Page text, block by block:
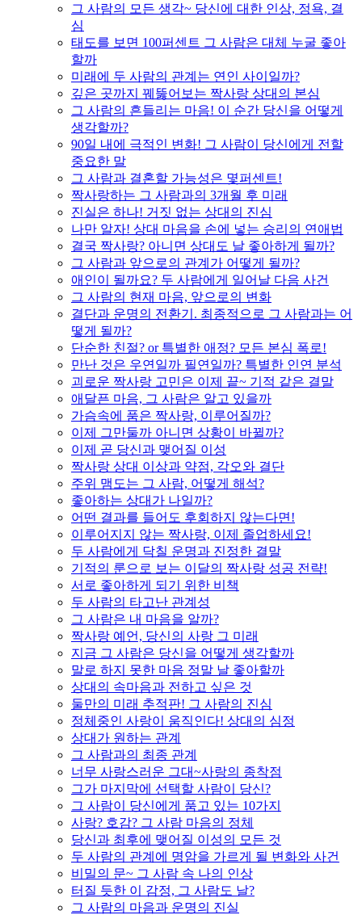
그 사람의 모든 생각~ 당신에 대한 인상, 정욕, 결
심
태도를 보면 100퍼센트 그 사람은 대체 누굴 좋아
할까
미래에 두 사람의 관계는 연인 사이일까?
깊은 곳까지 꿰뚫어보는 짝사랑 상대의 본심
그 사람의 흔들리는 마음! 이 순간 당신을 어떻게
생각할까?
90일 내에 극적인 변화! 그 사람이 당신에게 전할
중요한 말
그 사람과 결혼할 가능성은 몇퍼센트!
짝사랑하는 그 사람과의 3개월 후 미래
진실은 하나! 거짓 없는 상대의 진심
나만 알자! 상대 마음을 손에 넣는 승리의 연애법
결국 짝사랑? 아니면 상대도 날 좋아하게 될까?
그 사람과 앞으로의 관계가 어떻게 될까?
애인이 될까요? 두 사람에게 일어날 다음 사건
그 사람의 현재 마음, 앞으로의 변화
결단과 운명의 전환기. 최종적으로 그 사람과는 어
떻게 될까?
단순한 친절? or 특별한 애정? 모든 본심 폭로!
만난 것은 우연일까 필연일까? 특별한 인연 분석
괴로운 짝사랑 고민은 이제 끝~ 기적 같은 결말
애달픈 마음, 그 사람은 알고 있을까
가슴속에 품은 짝사랑, 이루어질까?
이제 그만둘까 아니면 상황이 바뀔까?
이제 곧 당신과 맺어질 이성
짝사랑 상대 이상과 약점, 각오와 결단
주위 맴도는 그 사람, 어떻게 해석?
좋아하는 상대가 나일까?
어떤 결과를 들어도 후회하지 않는다면!
이루어지지 않는 짝사랑, 이제 졸업하세요!
두 사람에게 닥칠 운명과 진정한 결말
기적의 룬으로 보는 이달의 짝사랑 성공 전략!
서로 좋아하게 되기 위한 비책
두 사람의 타고난 관계성
그 사람은 내 마음을 알까?
짝사랑 예언, 당신의 사랑 그 미래
지금 그 사람은 당신을 어떻게 생각할까
말로 하지 못한 마음 정말 날 좋아할까
상대의 속마음과 전하고 싶은 것
둘만의 미래 추적판! 그 사람의 진심
정체중인 사랑이 움직인다! 상대의 심정
상대가 원하는 관계
그 사람과의 최종 관계
너무 사랑스러운 그대~사랑의 종착점
그가 마지막에 선택할 사람이 당신?
그 사람이 당신에게 품고 있는 10가지
사랑? 호감? 그 사람 마음의 정체
당신과 최후에 맺어질 이성의 모든 것
두 사람의 관계에 명암을 가르게 될 변화와 사건
비밀의 문~ 그 사람 속 나의 인상
터질 듯한 이 감정, 그 사람도 날?
그 사람의 마음과 운명의 진실